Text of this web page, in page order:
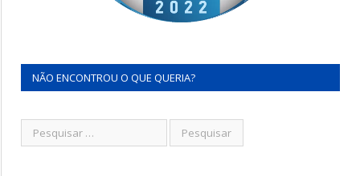
NÃO ENCONTROU O QUE QUERIA?